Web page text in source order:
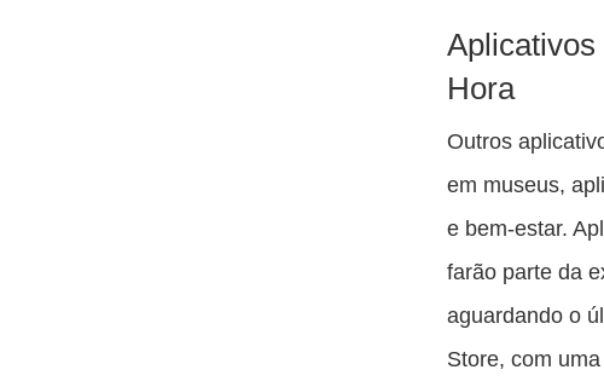
Hora
Outros
em museus,
e bem-estar.
farão parte da
aguardando o
Store, com